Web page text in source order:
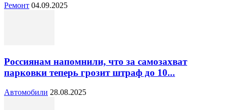
Ремонт 04.09.2025
Россиянам напомнили, что за самозахват
парковки теперь грозит штраф до 10...
Автомобили 28.08.2025